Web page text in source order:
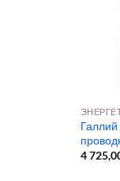
Галлий
4